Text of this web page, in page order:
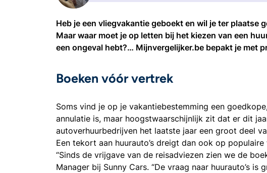
Heb je een vliegvakantie geboekt en wil je ter plaatse
Maar waar moet je op letten bij het kiezen van een
een ongeval hebt?… Mijnvergelijker.be bepakt je met
Boeken vóór vertrek
Soms vind je op je vakantiebestemming een
annulatie is, maar hoogstwaarschijnlijk zit dat er dit
autoverhuurbedrijven het laatste jaar een groot deel
Een tekort aan huurauto’s dreigt dan ook op
“Sinds de vrijgave van de reisadviezen zien we de
Manager bij Sunny Cars. “De vraag naar huurauto’s